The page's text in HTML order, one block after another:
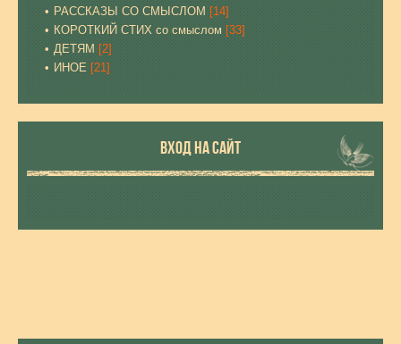
РАССКАЗЫ СО СМЫСЛОМ [14]
КОРОТКИЙ СТИХ со смыслом [33]
ДЕТЯМ [2]
ИНОЕ [21]
ВХОД НА САЙТ